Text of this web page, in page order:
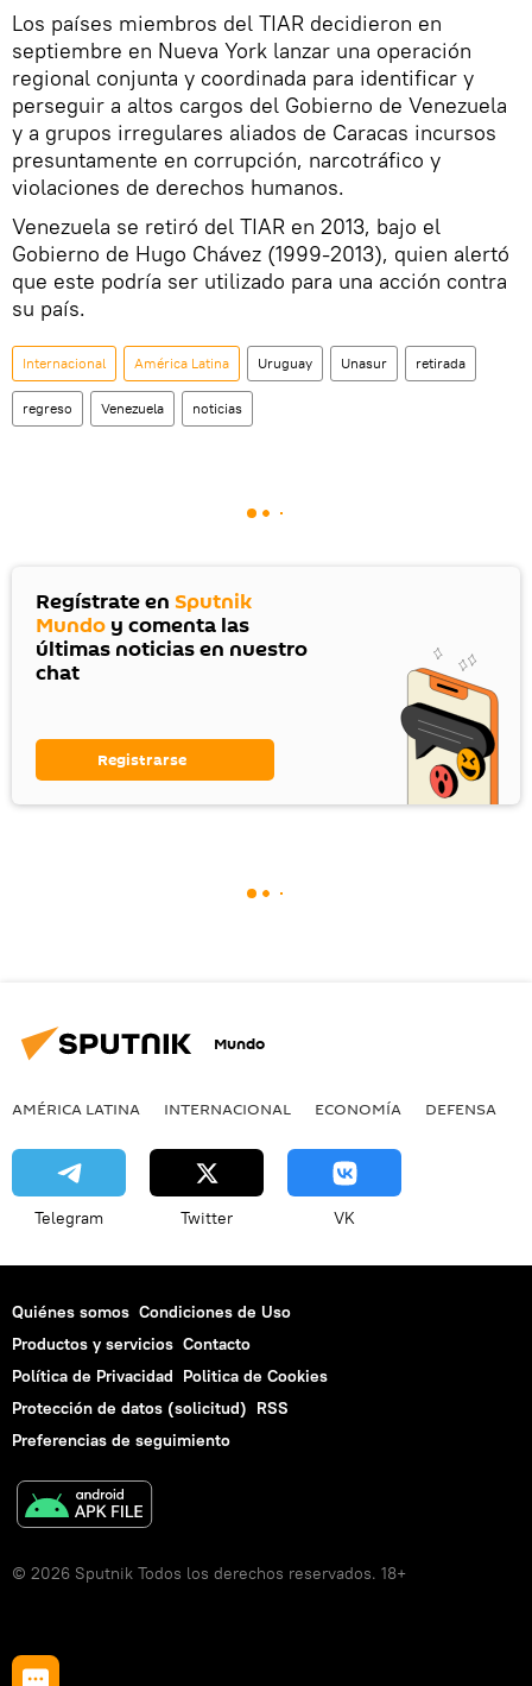
Los países miembros del TIAR decidieron en
septiembre en Nueva York lanzar una operación
regional conjunta y coordinada para identificar y
perseguir a altos cargos del Gobierno de Venezuela
y a grupos irregulares aliados de Caracas incursos
presuntamente en corrupción, narcotráfico y
violaciones de derechos humanos.
Venezuela se retiró del TIAR en 2013, bajo el
Gobierno de Hugo Chávez (1999-2013), quien alertó
que este podría ser utilizado para una acción contra
su país.
Internacional América Latina Uruguay Unasur retirada
regreso Venezuela noticias
Regístrate en Sputnik
Mundo y comenta las
últimas noticias en nuestro
chat
Registrarse
Mundo
AMÉRICA LATINA INTERNACIONAL ECONOMÍA DEFENSA
Telegram Twitter VK
Quiénes somos Condiciones de Uso
Productos y servicios Contacto
Política de Privacidad Politica de Cookies
Protección de datos (solicitud) RSS
Preferencias de seguimiento
© 2026 Sputnik Todos los derechos reservados. 18+